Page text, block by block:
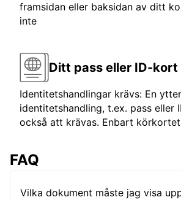
framsidan eller baksidan av ditt
inte
Ditt pass eller ID-kort
Identitetshandlingar krävs: En
identitetshandling, t.ex. pass eller
också att krävas. Enbart
FAQ
Vilka dokument måste jag visa